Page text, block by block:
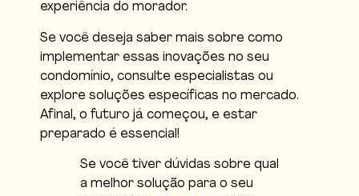
experiência do morador.
Se você deseja saber mais sobre como
implementar essas inovações no seu
condomínio, consulte especialistas ou
explore soluções específicas no mercado.
Afinal, o futuro já começou, e estar
preparado é essencial!
Se você tiver dúvidas sobre qual
a melhor solução para o seu